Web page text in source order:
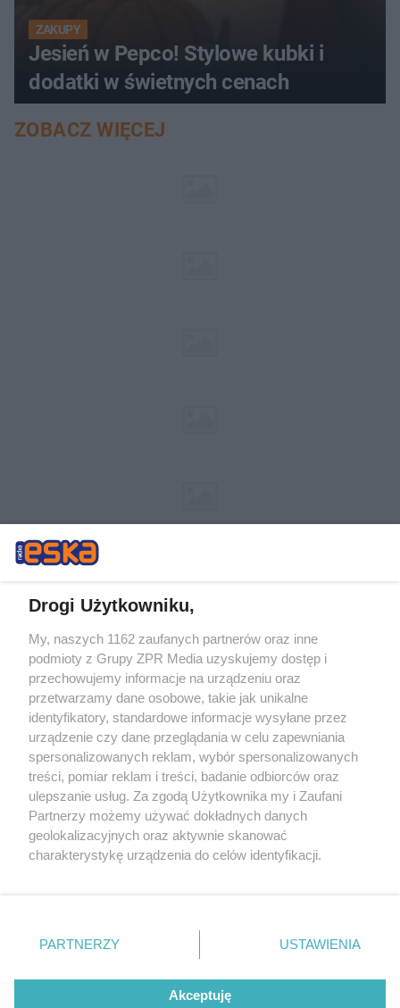
ZAKUPY
Jesień w Pepco! Stylowe kubki i
dodatki w świetnych cenach
ZOBACZ WIĘCEJ
Żaden utwór zamieszczony w serwisie nie może być powielany i
rozpowszechniany lub dalej rozpowszechniany w jakikolwiek sposób (w
tym także elektroniczny lub mechaniczny) na jakimkolwiek polu
eksploatacji w jakiejkolwiek formie, włącznie z umieszczaniem w
Internecie bez pisemnej zgody właściciela praw. Jakiekolwiek użycie lub
wykorzystanie utworów w całości lub w części z naruszeniem prawa,
tzn. bez właściwej zgody, jest zabronione pod groźbą kary i może być
ścigane prawnie.
© 2026 Grupa ZPR Media
Drogi Użytkowniku,
My, naszych 1162 zaufanych partnerów oraz inne
podmioty z Grupy ZPR Media uzyskujemy dostęp i
przechowujemy informacje na urządzeniu oraz
przetwarzamy dane osobowe, takie jak unikalne
identyfikatory, standardowe informacje wysyłane przez
urządzenie czy dane przeglądania w celu zapewniania
spersonalizowanych reklam, wybór spersonalizowanych
treści, pomiar reklam i treści, badanie odbiorców oraz
ulepszanie usług. Za zgodą Użytkownika my i Zaufani
Partnerzy możemy używać dokładnych danych
geolokalizacyjnych oraz aktywnie skanować
charakterystykę urządzenia do celów identyfikacji.
zmienić/wycofać klikając przycisk ustawień prywatności
znajdujący się w lewym dolnym rogu strony
rodzaje przetwarzania danych nie wymagają zgody
użytkownika, ale masz prawo sprzeciwić się takiemu
PARTNERZY USTAWIENIA
Akceptuję